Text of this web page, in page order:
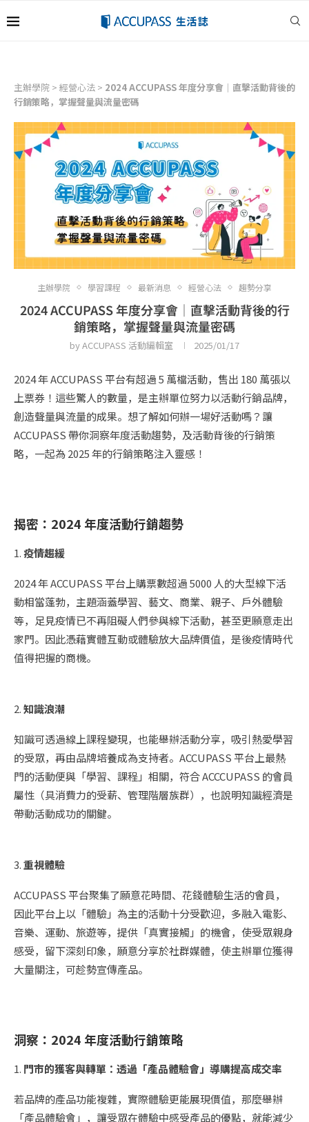
主辦學院 > 經營心法 > 2024 ACCUPASS 年度分享會│直擊活動背後的
行銷策略，掌握聲量與流量密碼
主辦學院 學習課程 最新消息 經營心法 趨勢分享
2024 ACCUPASS 年度分享會│直擊活動背後的行
銷策略，掌握聲量與流量密碼
byACCUPASS 活動編輯室 2025/01/17
2024 年 ACCUPASS 平台有超過 5 萬檔活動，售出 180 萬張以
上票券！這些驚人的數量，是主辦單位努力以活動行銷品牌，
創造聲量與流量的成果。想了解如何辦一場好活動嗎？讓
ACCUPASS 帶你洞察年度活動趨勢，及活動背後的行銷策
略，一起為 2025 年的行銷策略注入靈感！
揭密：2024 年度活動行銷趨勢
1.疫情趨緩
2024 年 ACCUPASS 平台上購票數超過 5000 人的大型線下活
動相當蓬勃，主題涵蓋學習、藝文、商業、親子、戶外體驗
等，足見疫情已不再阻礙人們參與線下活動，甚至更願意走出
家門。因此憑藉實體互動或體驗放大品牌價值，是後疫情時代
值得把握的商機。
2.知識浪潮
知識可透過線上課程變現，也能舉辦活動分享，吸引熱愛學習
的受眾，再由品牌培養成為支持者。ACCUPASS 平台上最熱
門的活動便與「學習、課程」相關，符合 ACCCUPASS 的會員
屬性（具消費力的受薪、管理階層族群），也說明知識經濟是
帶動活動成功的關鍵。
3.重視體驗
ACCUPASS 平台聚集了願意花時間、花錢體驗生活的會員，
因此平台上以「體驗」為主的活動十分受歡迎，多融入電影、
音樂、運動、旅遊等，提供「真實接觸」的機會，使受眾親身
感受，留下深刻印象，願意分享於社群媒體，使主辦單位獲得
大量關注，可趁勢宣傳產品。
洞察：2024 年度活動行銷策略
1. 門市的獲客與轉單：透過「產品體驗會」導購提高成交率
若品牌的產品功能複雜，實際體驗更能展現價值，那麼舉辦
「產品體驗會」，讓受眾在體驗中感受產品的優點，就能減少